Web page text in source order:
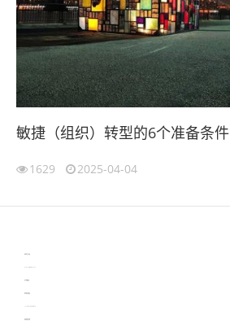
敏捷（组织）转型的6个准备条件
1629 2025-04-04